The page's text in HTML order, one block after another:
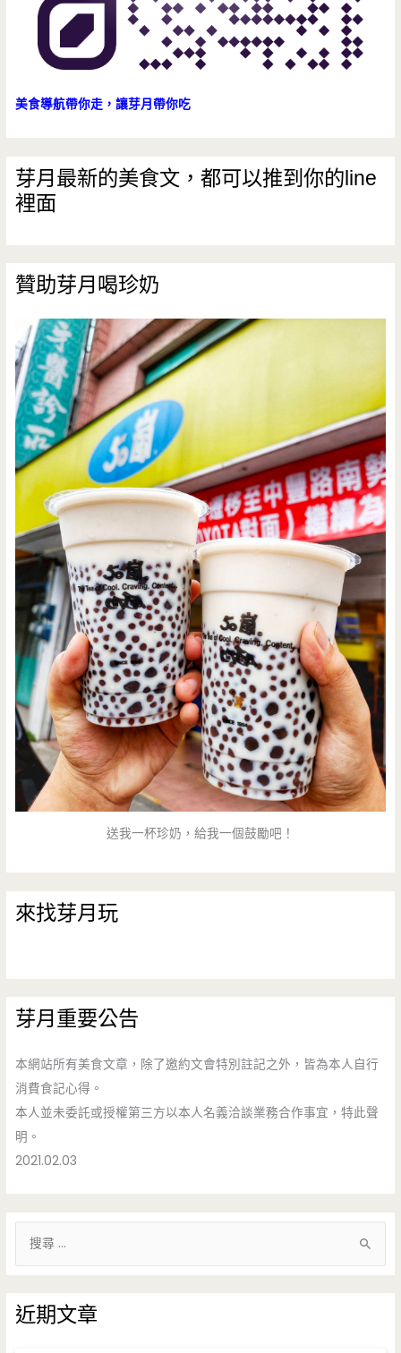
美食導航帶你走，讓芽月帶你吃
芽月最新的美食文，都可以推到你的line
裡面
贊助芽月喝珍奶
送我一杯珍奶，給我一個鼓勵吧！
來找芽月玩
芽月重要公告
本網站所有美食文章，除了邀約文會特別註記之外，皆為本人自行
消費食記心得。
本人並未委託或授權第三方以本人名義洽談業務合作事宜，特此聲
明。
2021.02.03
鍵
字
近期文章